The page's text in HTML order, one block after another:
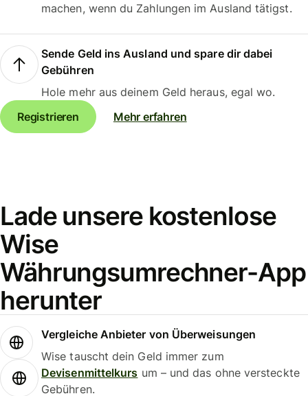
machen, wenn du Zahlungen im Ausland tätigst.
Sende Geld ins Ausland und spare dir dabei
Gebühren
Hole mehr aus deinem Geld heraus, egal wo.
Registrieren
Mehr erfahren
Lade unsere kostenlose
Wise
Währungsumrechner-App
herunter
Vergleiche Anbieter von Überweisungen
Wise tauscht dein Geld immer zum
Devisenmittelkurs um – und das ohne versteckte
Gebühren.